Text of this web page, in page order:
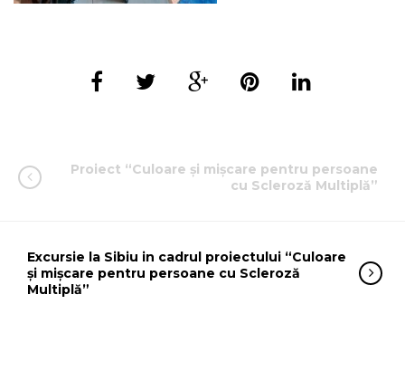
Proiect “Culoare şi mişcare pentru persoane
cu Scleroză Multiplă”
Excursie la Sibiu in cadrul proiectului “Culoare
și mișcare pentru persoane cu Scleroză
Multiplă”